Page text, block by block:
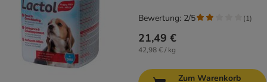
21,49 €
42,98 € / kg
Bewertung: 2/5 (1)
Zum Warenkorb